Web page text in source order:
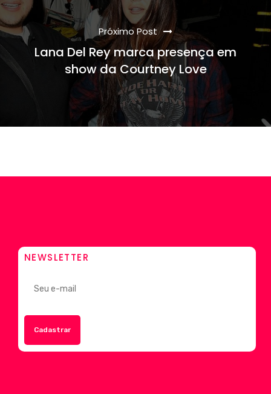
Próximo Post
Lana Del Rey marca presença em
show da Courtney Love
NEWSLETTER